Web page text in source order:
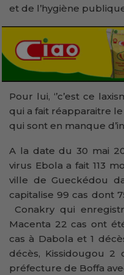
et de l’hygiène
Pour lui, ‘’c’est ce
qui a fait réapparaitre
qui sont en manque
A la date du 30 mai
virus Ebola a fait 113
ville de Gueckédou
capitalise 99 cas dont
Conakry qui
Macenta 22 cas ont
cas à Dabola et 1
décès, Kissidougou
préfecture de Boffa